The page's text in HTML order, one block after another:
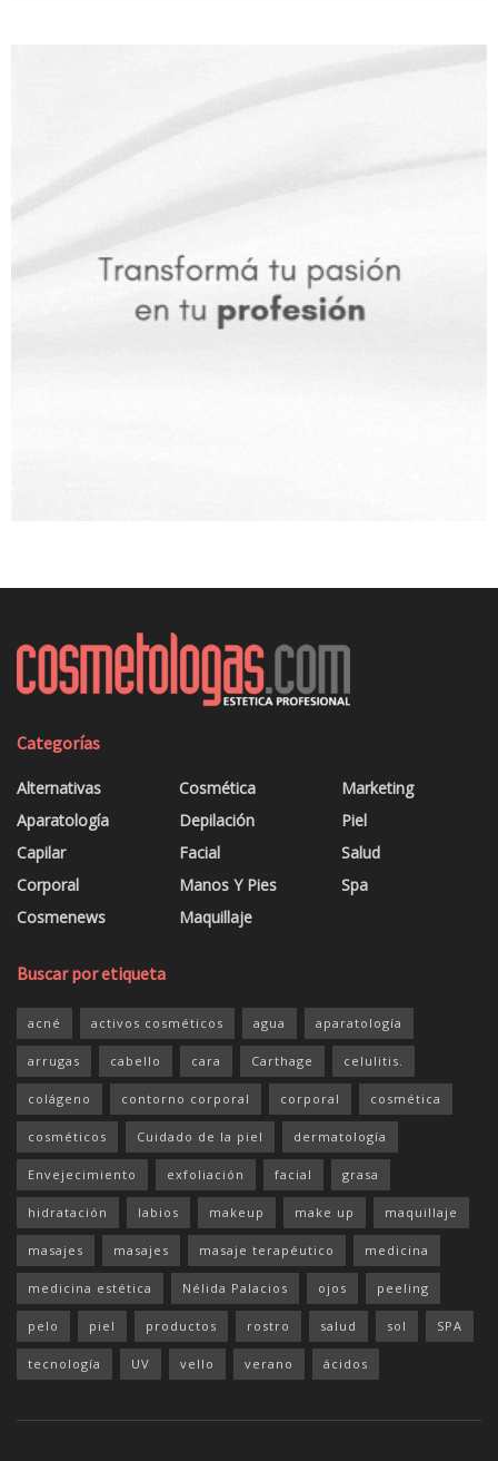
Categorías
Alternativas
Aparatología
Capilar
Corporal
Cosmenews
Cosmética
Depilación
Facial
Manos Y Pies
Maquillaje
Marketing
Piel
Salud
Spa
Buscar por etiqueta
acné activos cosméticos agua aparatología
arrugas cabello cara Carthage celulitis.
colágeno contorno corporal corporal cosmética
cosméticos Cuidado de la piel dermatología
Envejecimiento exfoliación facial grasa
hidratación labios makeup make up maquillaje
masajes masajes masaje terapéutico medicina
medicina estética Nélida Palacios ojos peeling
pelo piel productos rostro salud sol SPA
tecnología UV vello verano ácidos